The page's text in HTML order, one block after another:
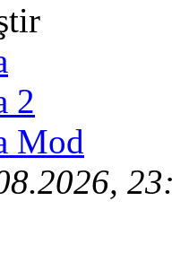
2
Mod